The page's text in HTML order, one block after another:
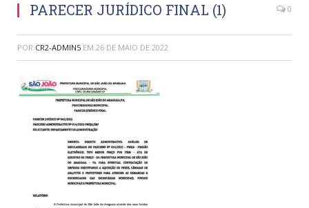
PARECER JURÍDICO FINAL (1) 0
POR CR2-ADMIN5 EM 26 DE MAIO DE 2022